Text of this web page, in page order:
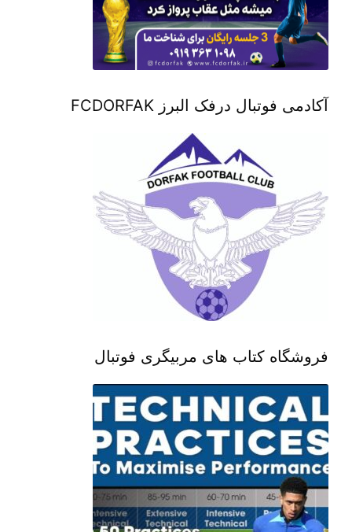
آکادمی فوتبال درفک البرز FCDORFAK
فروشگاه کتاب های مربیگری فوتبال